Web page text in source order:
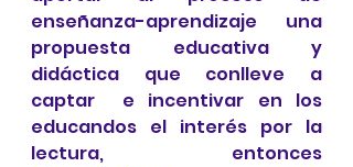
enseñanza-aprendizaje una
propuesta educativa y
didáctica que conlleve a
captar  e incentivar en los
educandos el interés por la
lectura, entonces